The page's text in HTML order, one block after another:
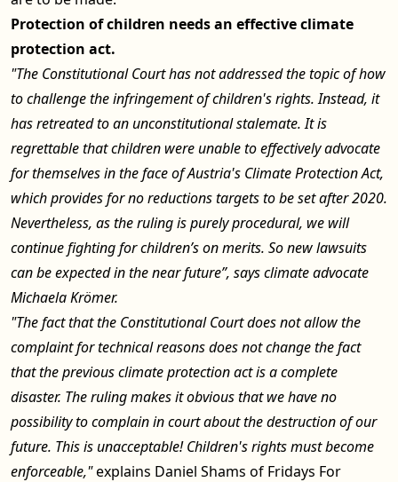
Protection of children needs an effective climate
protection act.
"The Constitutional Court has not addressed the topic of how
to challenge the infringement of children's rights. Instead, it
has retreated to an unconstitutional stalemate. It is
regrettable that children were unable to effectively advocate
for themselves in the face of Austria's Climate Protection Act,
which provides for no reductions targets to be set after 2020.
Nevertheless, as the ruling is purely procedural, we will
continue fighting for children’s on merits. So new lawsuits
can be expected in the near future”, says climate advocate
Michaela Krömer.
"The fact that the Constitutional Court does not allow the
complaint for technical reasons does not change the fact
that the previous climate protection act is a complete
disaster. The ruling makes it obvious that we have no
possibility to complain in court about the destruction of our
future. This is unacceptable! Children's rights must become
enforceable,"explains Daniel Shams of Fridays For